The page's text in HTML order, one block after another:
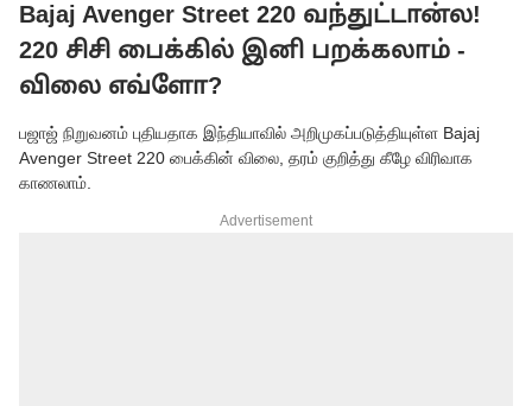
Bajaj Avenger Street 220 வந்துட்டான்ல!
220 சிசி பைக்கில் இனி பறக்கலாம் -
விலை எவ்ளோ?
பஜாஜ் நிறுவனம் புதியதாக இந்தியாவில் அறிமுகப்படுத்தியுள்ள Bajaj
Avenger Street 220 பைக்கின் விலை, தரம் குறித்து கீழே விரிவாக
காணலாம்.
Advertisement